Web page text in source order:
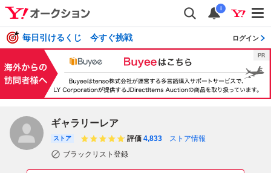
i
毎日引けるくじ 今すぐ挑戦 ログイン
ギャラリーレア
ストア 評価 4,833
ストア情報
ブラックリスト登録